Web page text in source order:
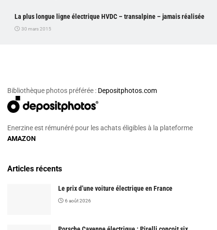
La plus longue ligne électrique HVDC – transalpine – jamais réalisée
30 mars 2015
Bibliothèque photos préférée : Depositphotos.com
Enerzine est rémunéré pour les achats éligibles à la plateforme
AMAZON
Articles récents
Le prix d’une voiture électrique en France
6 août 2026